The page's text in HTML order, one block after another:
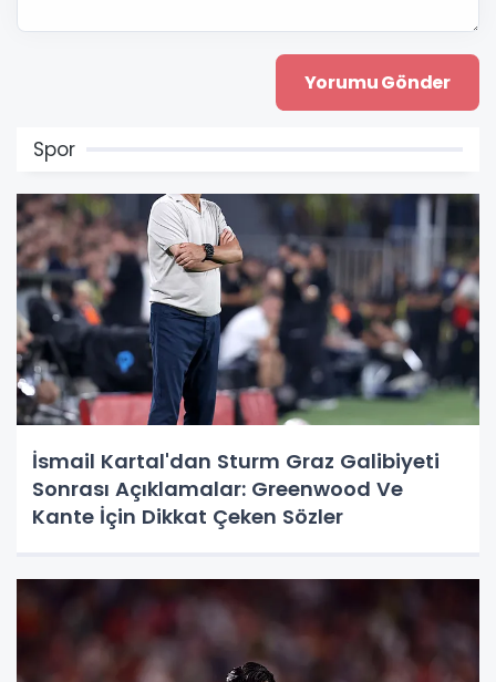
Spor
İsmail Kartal'dan Sturm Graz Galibiyeti
Sonrası Açıklamalar: Greenwood Ve
Kante İçin Dikkat Çeken Sözler